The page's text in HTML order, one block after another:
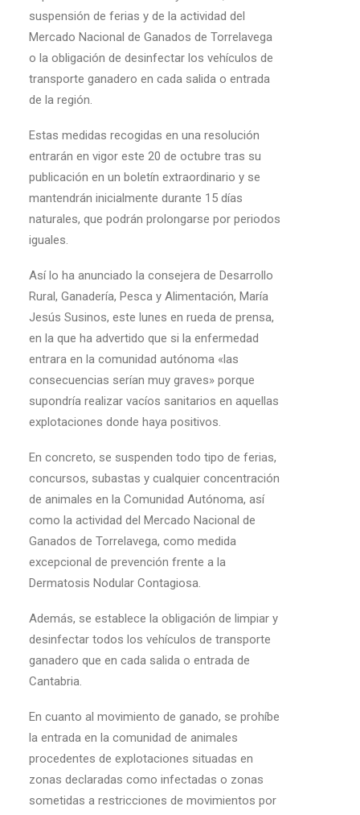
suspensión de ferias y de la actividad del
Mercado Nacional de Ganados de Torrelavega
o la obligación de desinfectar los vehículos de
transporte ganadero en cada salida o entrada
de la región.
Estas medidas recogidas en una resolución
entrarán en vigor este 20 de octubre tras su
publicación en un boletín extraordinario y se
mantendrán inicialmente durante 15 días
naturales, que podrán prolongarse por periodos
iguales.
Así lo ha anunciado la consejera de Desarrollo
Rural, Ganadería, Pesca y Alimentación, María
Jesús Susinos, este lunes en rueda de prensa,
en la que ha advertido que si la enfermedad
entrara en la comunidad autónoma «las
consecuencias serían muy graves» porque
supondría realizar vacíos sanitarios en aquellas
explotaciones donde haya positivos.
En concreto, se suspenden todo tipo de ferias,
concursos, subastas y cualquier concentración
de animales en la Comunidad Autónoma, así
como la actividad del Mercado Nacional de
Ganados de Torrelavega, como medida
excepcional de prevención frente a la
Dermatosis Nodular Contagiosa.
Además, se establece la obligación de limpiar y
desinfectar todos los vehículos de transporte
ganadero que en cada salida o entrada de
Cantabria.
En cuanto al movimiento de ganado, se prohíbe
la entrada en la comunidad de animales
procedentes de explotaciones situadas en
zonas declaradas como infectadas o zonas
sometidas a restricciones de movimientos por